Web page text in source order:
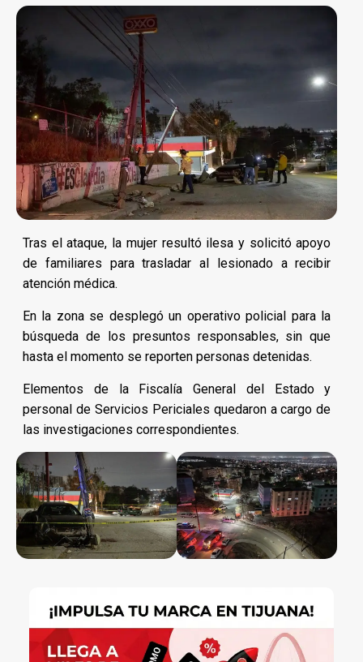
Tras el ataque, la mujer resultó ilesa y solicitó apoyo
de familiares para trasladar al lesionado a recibir
atención médica.
En la zona se desplegó un operativo policial para la
búsqueda de los presuntos responsables, sin que
hasta el momento se reporten personas detenidas.
Elementos de la Fiscalía General del Estado y
personal de Servicios Periciales quedaron a cargo de
las investigaciones correspondientes.